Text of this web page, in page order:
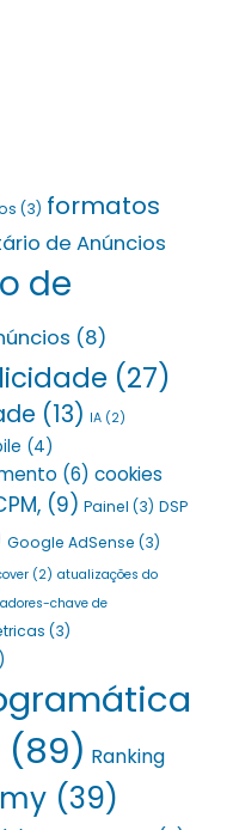
(3) formatos
de Anúncios
de
(8)
(27)
(13) IA (2)
(4)
(6) cookies
(9) Painel (3) DSP
Google AdSense (3)
(2) atualizações do
chave de
(3)
(89) Ranking
(39)